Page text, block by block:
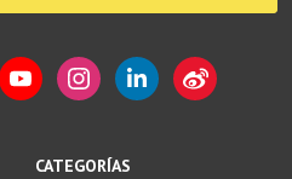
CATEGORÍAS